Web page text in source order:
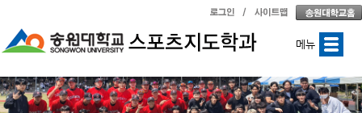
메뉴